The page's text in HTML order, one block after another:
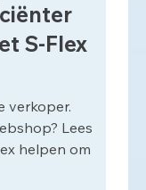
S-Flex
verkoper.
Lees
helpen om